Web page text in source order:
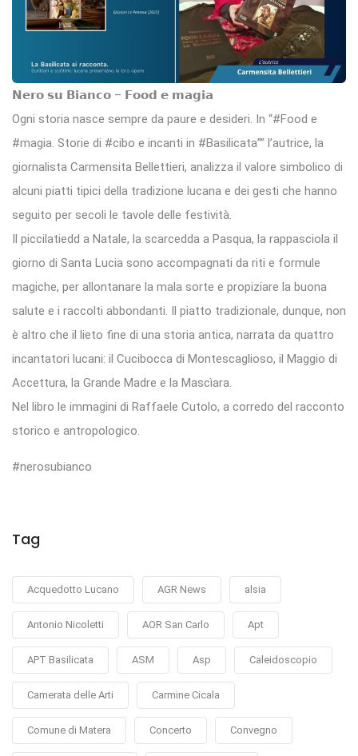
𝗡𝗲𝗿𝗼 𝘀𝘂 𝗕𝗶𝗮𝗻𝗰𝗼 – 𝗙𝗼𝗼𝗱 𝗲 𝗺𝗮𝗴𝗶𝗮
Ogni storia nasce sempre da paure e desideri. In “#Food e
#magia. Storie di #cibo e incanti in #Basilicata”” l’autrice, la
giornalista Carmensita Bellettieri, analizza il valore simbolico di
alcuni piatti tipici della tradizione lucana e dei gesti che hanno
seguito per secoli le tavole delle festività.
Il piccilatiedd a Natale, la scarcedda a Pasqua, la rappasciola il
giorno di Santa Lucia sono accompagnati da riti e formule
magiche, per allontanare la mala sorte e propiziare la buona
salute e i raccolti abbondanti. Il piatto tradizionale, dunque, non
è altro che il lieto fine di una storia antica, narrata da quattro
incantatori lucani: il Cucibocca di Montescaglioso, il Maggio di
Accettura, la Grande Madre e la Mascìara.
Nel libro le immagini di Raffaele Cutolo, a corredo del racconto
storico e antropologico.
#nerosubianco
Tag
Acquedotto Lucano AGR News alsia
Antonio Nicoletti AOR San Carlo Apt
APT Basilicata ASM Asp Caleidoscopio
Camerata delle Arti Carmine Cicala
Comune di Matera Concerto Convegno